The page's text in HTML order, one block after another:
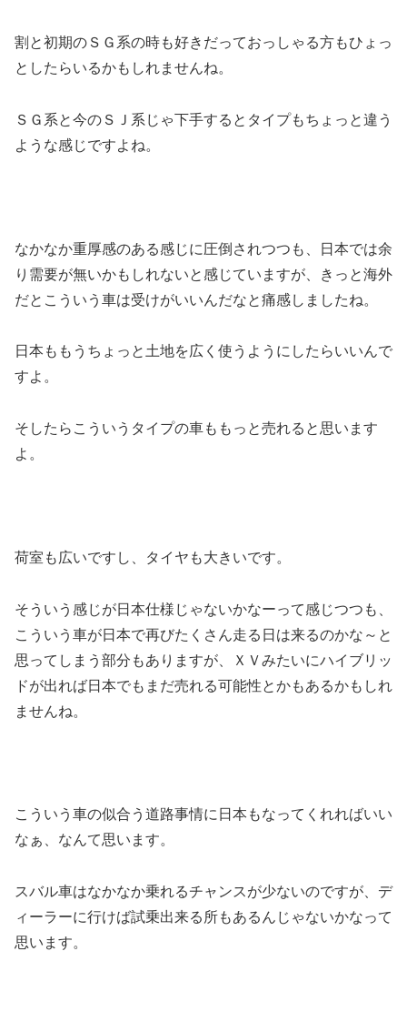
割と初期のＳＧ系の時も好きだっておっしゃる方もひょっ
としたらいるかもしれませんね。
ＳＧ系と今のＳＪ系じゃ下手するとタイプもちょっと違う
ような感じですよね。
なかなか重厚感のある感じに圧倒されつつも、日本では余
り需要が無いかもしれないと感じていますが、きっと海外
だとこういう車は受けがいいんだなと痛感しましたね。
日本ももうちょっと土地を広く使うようにしたらいいんで
すよ。
そしたらこういうタイプの車ももっと売れると思います
よ。
荷室も広いですし、タイヤも大きいです。
そういう感じが日本仕様じゃないかなーって感じつつも、
こういう車が日本で再びたくさん走る日は来るのかな～と
思ってしまう部分もありますが、ＸＶみたいにハイブリッ
ドが出れば日本でもまだ売れる可能性とかもあるかもしれ
ませんね。
こういう車の似合う道路事情に日本もなってくれればいい
なぁ、なんて思います。
スバル車はなかなか乗れるチャンスが少ないのですが、デ
ィーラーに行けば試乗出来る所もあるんじゃないかなって
思います。